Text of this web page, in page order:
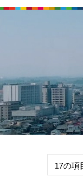
ッ
D
G
s
人
く
り
ト
フ
ォ
ー